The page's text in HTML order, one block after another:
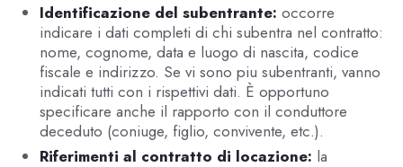
Identificazione del subentrante: occorre
indicare i dati completi di chi subentra nel contratto:
nome, cognome, data e luogo di nascita, codice
fiscale e indirizzo. Se vi sono piu subentranti, vanno
indicati tutti con i rispettivi dati. È opportuno
specificare anche il rapporto con il conduttore
deceduto (coniuge, figlio, convivente, etc.).
Riferimenti al contratto di locazione: la